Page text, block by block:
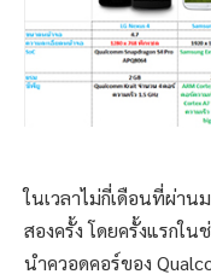
ในเวลาไม่กี่เดือนที่ผ่า
สองครั้ง โดยครั้งแรกใ
นำควอดคอร์ของ